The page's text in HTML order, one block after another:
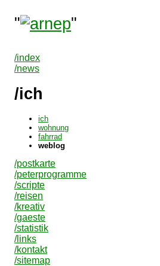
" "
/index
/news
/ich
ich
wohnung
fahrrad
weblog
/postkarte
/peterprogramme
/scripte
/reisen
/kreativ
/gaeste
/statistik
/links
/kontakt
/sitemap